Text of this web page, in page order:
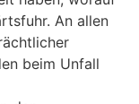
An allen
beim Unfall